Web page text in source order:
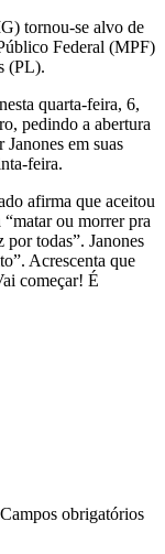
tornou-se alvo de
Federal (MPF)
(PL).
quarta-feira, 6,
pedindo a abertura
em suas
feira.
afirma que aceitou
“matar ou morrer pra
todas”. Janones
Acrescenta que
começar! É
Campos obrigatórios